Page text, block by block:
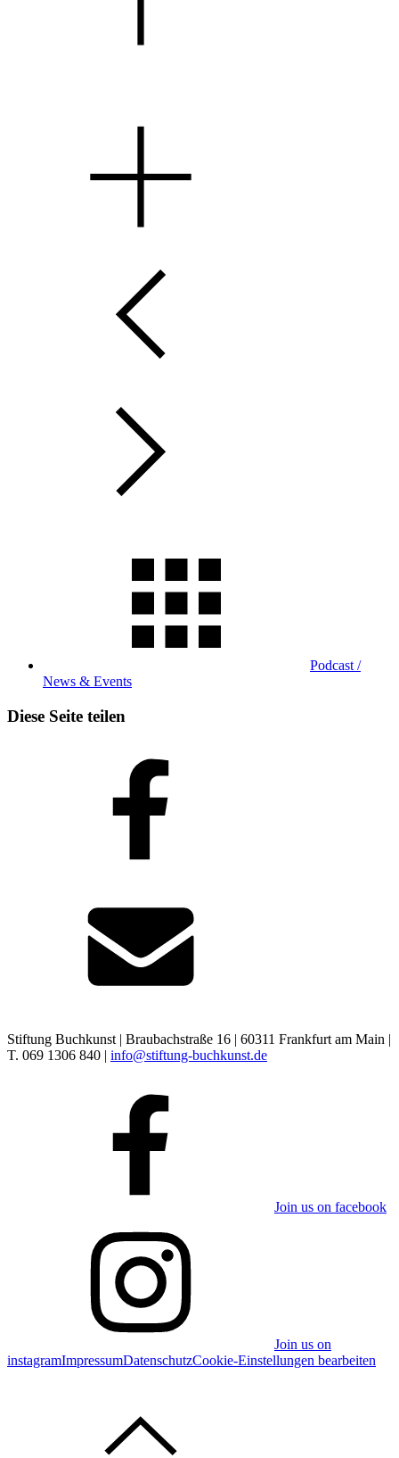
Podcast /
News & Events
Diese Seite teilen
Stiftung Buchkunst | Braubachstraße 16 | 60311 Frankfurt am Main |
T. 069 1306 840 | info@stiftung-buchkunst.de
Join us on facebook
Join us on
instagramImpressumDatenschutzCookie-Einstellungen bearbeiten